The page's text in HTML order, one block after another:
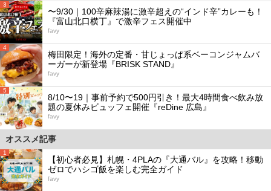
3
〜9/30｜100辛麻辣湯に激辛超えの“インド辛”カレーも！
『富山北口横丁』で激辛フェス開催中
favy
4
梅田限定！海外の定番・甘じょっぱ系ベーコンジャムバ
ーガーが新登場『BRISK STAND』
favy
5
8/10〜19｜事前予約で500円引き！最大4時間食べ飲み放
題の夏休みビュッフェ開催『reDine 広島』
favy
オススメ記事
1
【初心者必見】札幌・4PLAの『大通バル』を攻略！移動
ゼロでハシゴ飯を楽しむ完全ガイド
favy